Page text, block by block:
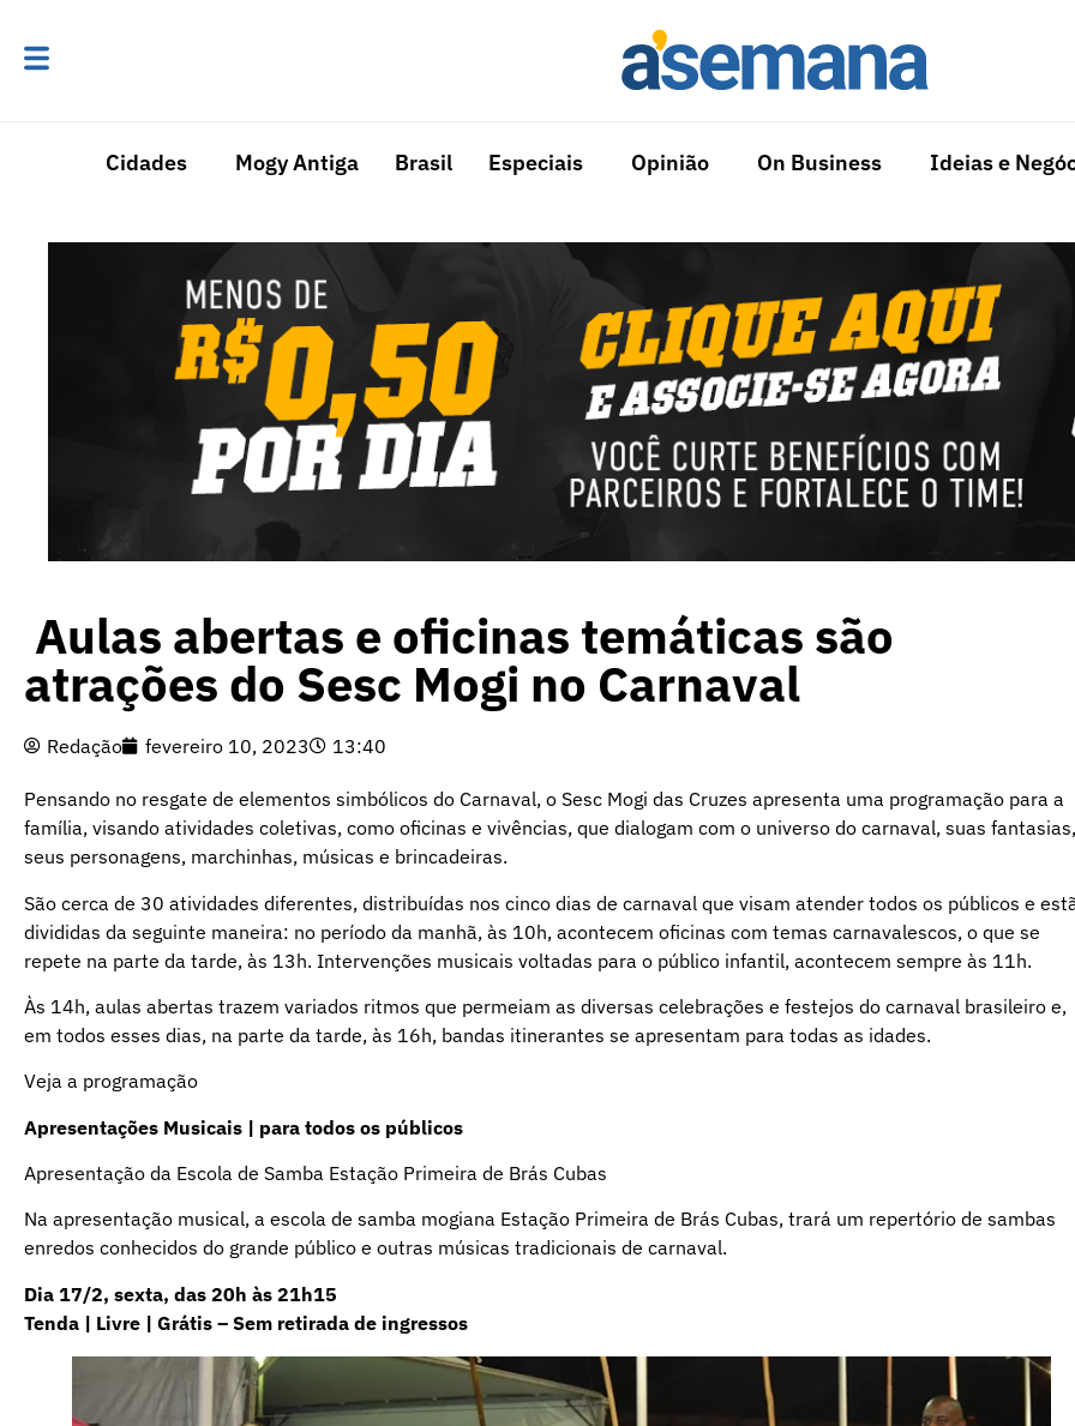
Cidades Mogy Antiga Brasil Especiais Opinião On Business Ideias e
Aulas abertas e oficinas temáticas são
atrações do Sesc Mogi no Carnaval
Redação fevereiro 10, 2023 13:40
Pensando no resgate de elementos simbólicos do Carnaval, o Sesc Mogi das Cruzes apresenta uma programação para a
família, visando atividades coletivas, como oficinas e vivências, que dialogam com o universo do carnaval, suas fantasias,
seus personagens, marchinhas, músicas e brincadeiras.
São cerca de 30 atividades diferentes, distribuídas nos cinco dias de carnaval que visam atender todos os públicos e
divididas da seguinte maneira: no período da manhã, às 10h, acontecem oficinas com temas carnavalescos, o que se
repete na parte da tarde, às 13h. Intervenções musicais voltadas para o público infantil, acontecem sempre às 11h.
Às 14h, aulas abertas trazem variados ritmos que permeiam as diversas celebrações e festejos do carnaval brasileiro e,
em todos esses dias, na parte da tarde, às 16h, bandas itinerantes se apresentam para todas as idades.
Veja a programação
Apresentações Musicais | para todos os públicos
Apresentação da Escola de Samba Estação Primeira de Brás Cubas
Na apresentação musical, a escola de samba mogiana Estação Primeira de Brás Cubas, trará um repertório de sambas
enredos conhecidos do grande público e outras músicas tradicionais de carnaval.
Dia 17/2, sexta, das 20h às 21h15
Tenda | Livre | Grátis – Sem retirada de ingressos